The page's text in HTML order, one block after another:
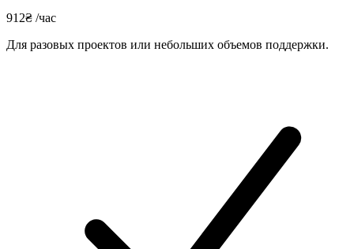
912₴ /час
Для разовых проектов или небольших объемов поддержки.